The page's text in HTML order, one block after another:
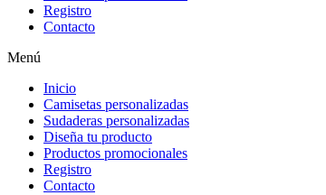
Registro
Contacto
Menú
Inicio
Camisetas personalizadas
Sudaderas personalizadas
Diseña tu producto
Productos promocionales
Registro
Contacto